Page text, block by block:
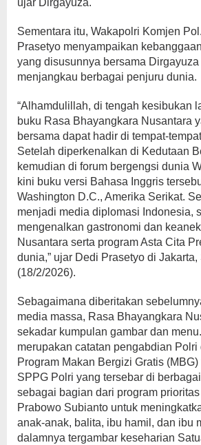
Sementara itu, Wakapolri Komjen
Prasetyo menyampaikan
yang disusunnya bersama
menjangkau berbagai penjuru dunia.
“Alhamdulillah, di tengah kesibukan
buku Rasa Bhayangkara Nusantara
bersama dapat hadir di tempat-
Setelah diperkenalkan di Kedutaan
kemudian di forum bergengsi dunia
kini buku versi Bahasa Inggris
Washington D.C., Amerika Serikat.
menjadi media diplomasi Indonesia,
mengenalkan gastronomi dan
Nusantara serta program Asta Cita
dunia,” ujar Dedi Prasetyo di Jakarta,
(18/2/2026).
Sebagaimana diberitakan
media massa, Rasa Bhayangkara
sekadar kumpulan gambar dan
merupakan catatan pengabdian
Program Makan Bergizi Gratis
SPPG Polri yang tersebar di
sebagai bagian dari program
Prabowo Subianto untuk
anak-anak, balita, ibu hamil, dan ibu
dalamnya tergambar keseharian